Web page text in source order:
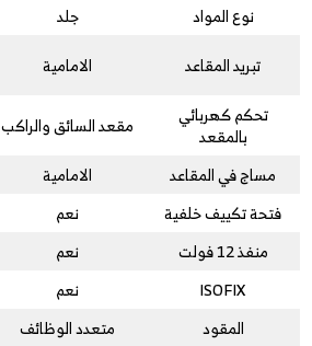
نوع المواد
جلد
تبريد المقاعد
الامامية
تحكم كهربائي
بالمقعد
مقعد السائق والراكب
مساج في المقاعد
الامامية
فتحة تكييف خلفية
نعم
منفذ 12 فولت
نعم
ISOFIX
نعم
المقود
متعدد الوظائف